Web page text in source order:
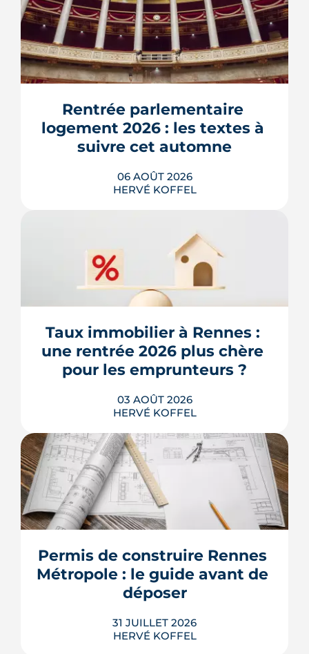
Rentrée parlementaire
logement 2026 : les textes à
suivre cet automne
06 AOÛT 2026
HERVÉ KOFFEL
Après un printemps d'annonces,
l'automne 2026 sera l'heure de vérité
pour le logement. Trois dossiers
parlementaires, du projet de loi
qui devient vraiment applicable pour
les propriétaires, les bailleurs et les
acheteurs.
LIRE L'ARTICLE
Taux immobilier à Rennes :
une rentrée 2026 plus chère
pour les emprunteurs ?
03 AOÛT 2026
HERVÉ KOFFEL
Les taux de crédit se sont stabilisés cet
été, mais au-dessus de leur niveau du
printemps. À Rennes, la hausse des prix
resserrent le budget des acheteurs à la
rentrée 2026.
LIRE L'ARTICLE
Permis de construire Rennes
Métropole : le guide avant de
déposer
31 JUILLET 2026
HERVÉ KOFFEL